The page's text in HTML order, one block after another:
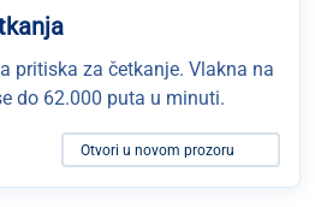
pritiska za četkanje. Vlakna na
do 62.000 puta u minuti.
Otvori u novom prozoru